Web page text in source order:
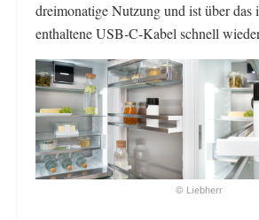
dreimonatige Nutzung und ist über
enthaltene USB-C-Kabel schnell
© Liebherr